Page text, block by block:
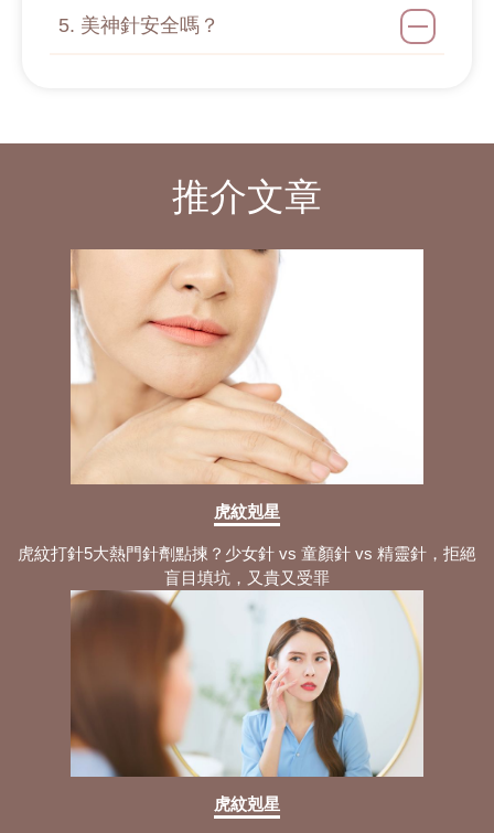
5. 美神針安全嗎？
推介文章
虎紋剋星
虎紋打針5大熱門針劑點揀？少女針 vs 童顏針 vs 精靈針，拒絕
盲目填坑，又貴又受罪
虎紋剋星